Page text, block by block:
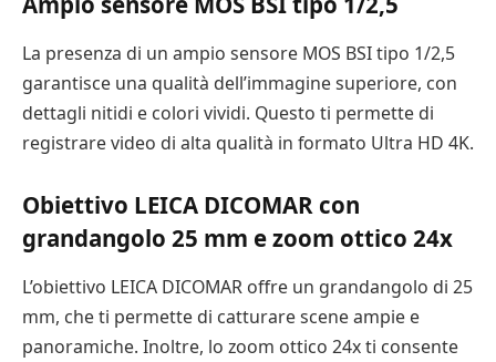
La presenza di un ampio sensore MOS BSI tipo 1/2,5
garantisce una qualità dell’immagine superiore, con
dettagli nitidi e colori vividi. Questo ti permette di
registrare video di alta qualità in formato Ultra HD 4K.
Obiettivo LEICA DICOMAR con
grandangolo 25 mm e zoom ottico 24x
L’obiettivo LEICA DICOMAR offre un grandangolo di 25
mm, che ti permette di catturare scene ampie e
panoramiche. Inoltre, lo zoom ottico 24x ti consente